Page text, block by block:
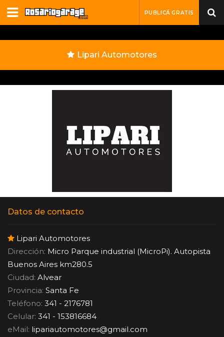
PUBLICÁ GRATIS
Lipari Automotores
Datos de contacto
Lipari Automotores
Dirección: Micro Parque industrial (MicroPi). Autopista
Buenos Aires km280.5
Ciudad: Alvear
Provincia: Santa Fe
Teléfono: 341 - 2176781
Celular: 341 - 153816684
eMail: lipariautomotores@gmail.com